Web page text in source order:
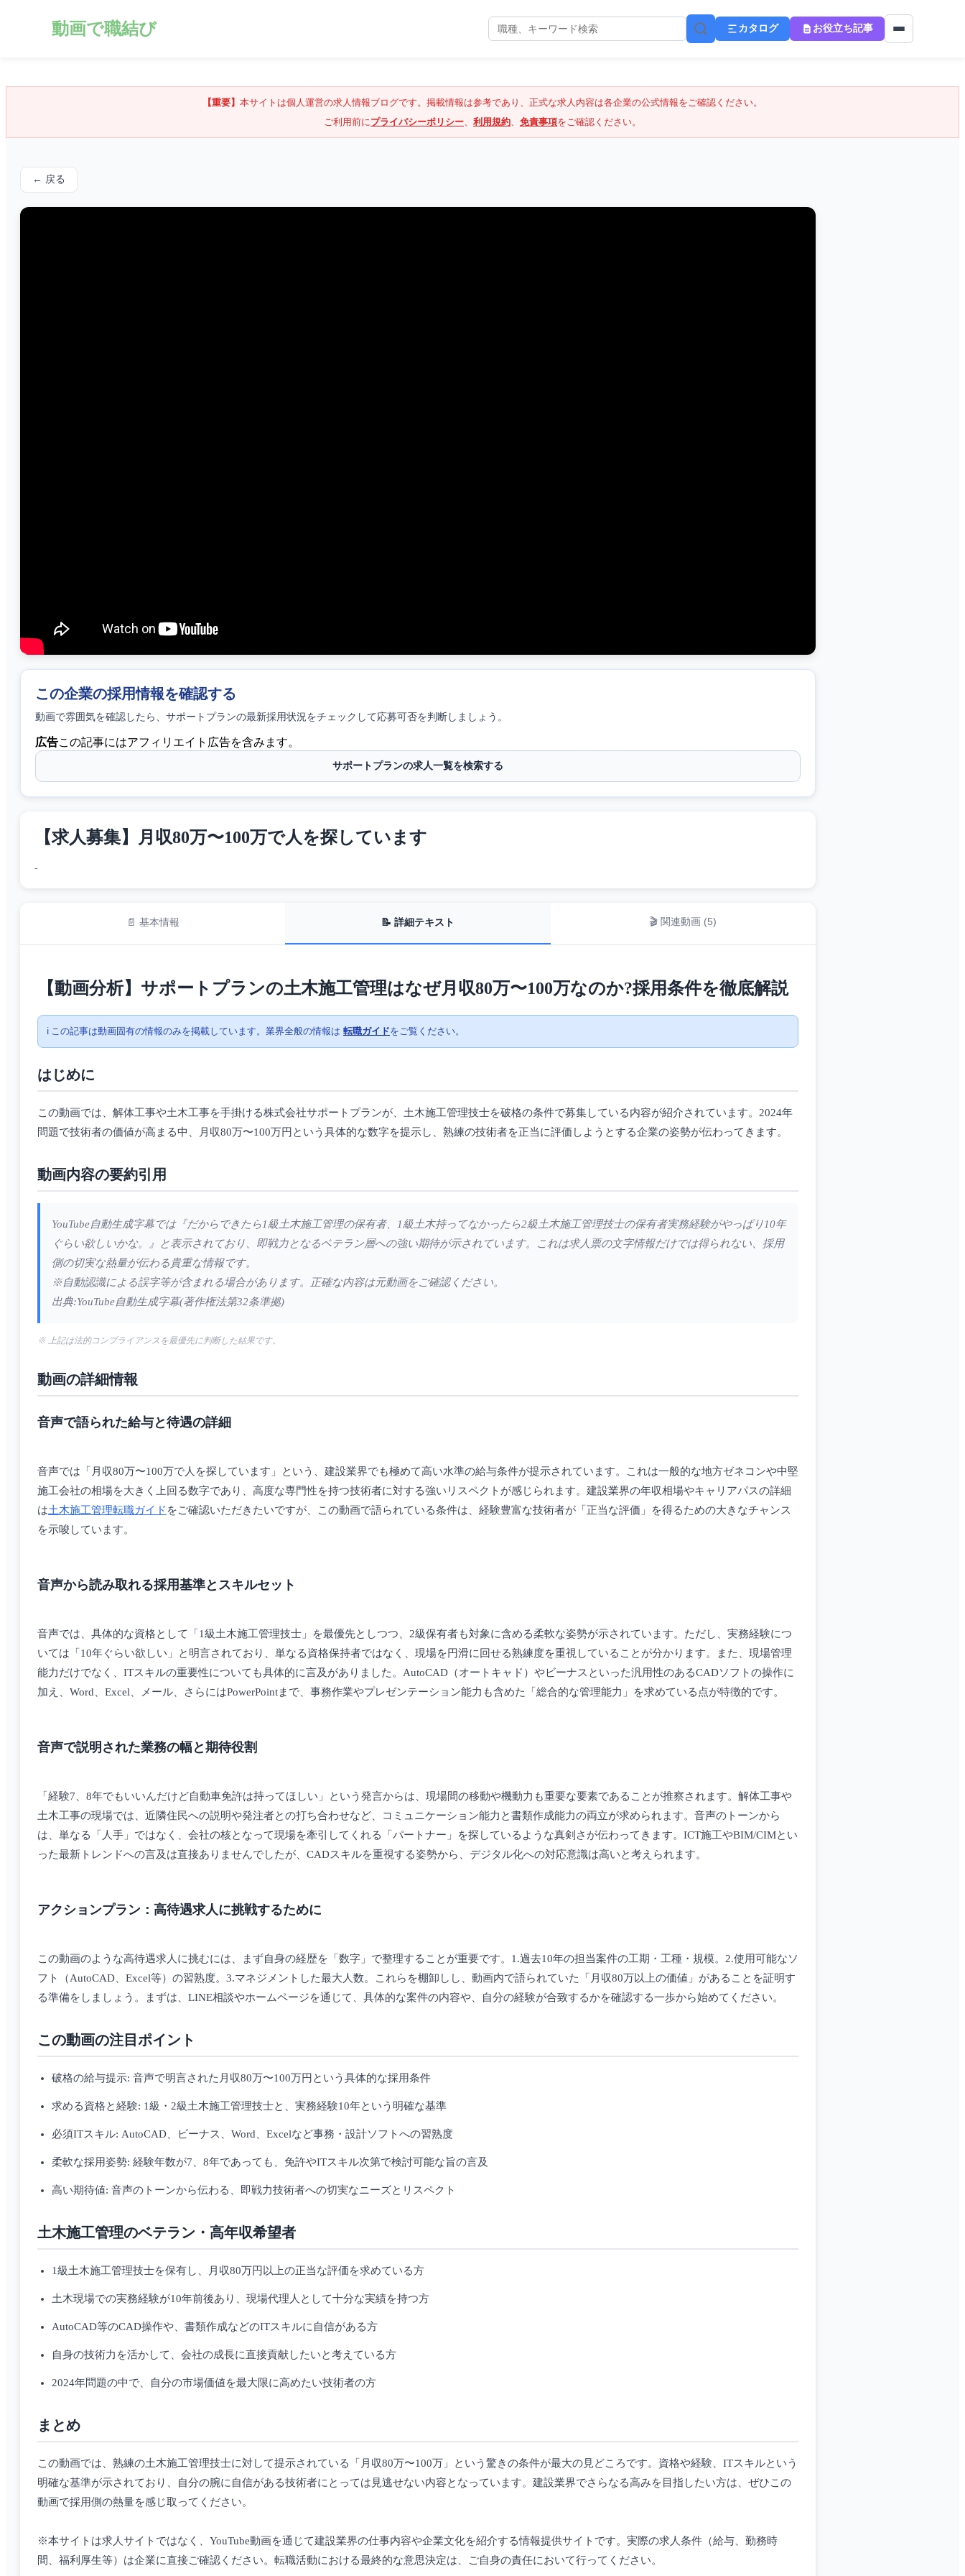
動画で職結び カタログ お役立ち記事
【重要】 本サイトは個人運営の求人情報ブログです。掲載情報は参考であり、正式な求人内容は各企業の公式情報をご確認ください。
ご利用前にプライバシーポリシー、 利用規約、 免責事項をご確認ください。
← 戻る
この企業の採用情報を確認する
動画で雰囲気を確認したら、 サポートプランの最新採用状況をチェックして応募可否を判断しましょう。
広告この記事にはアフィリエイト広告を含みます。
サポートプランの求人一覧を検索する
【求人募集】月収80万〜100万で人を探しています
-
📄 基本情報 📝 詳細テキスト 🎬 関連動画 (5)
【動画分析】サポートプランの土木施工管理はなぜ月収80万〜100万なのか?採用条件を徹底解説
ℹ️ この記事は動画固有の情報のみを掲載しています。業界全般の情報は 転職ガイドをご覧ください。
はじめに
この動画では、解体工事や土木工事を手掛ける株式会社サポートプランが、土木施工管理技士を破格の条件で募集している内容が紹介されています。2024年
問題で技術者の価値が高まる中、月収80万〜100万円という具体的な数字を提示し、熟練の技術者を正当に評価しようとする企業の姿勢が伝わってきます。
動画内容の要約引用
YouTube自動生成字幕では『だからできたら1級土木施工管理の保有者、1級土木持ってなかったら2級土木施工管理技士の保有者実務経験がやっぱり10年
ぐらい欲しいかな。』と表示されており、即戦力となるベテラン層への強い期待が示されています。これは求人票の文字情報だけでは得られない、採用
側の切実な熱量が伝わる貴重な情報です。
※自動認識による誤字等が含まれる場合があります。正確な内容は元動画をご確認ください。
出典:YouTube自動生成字幕(著作権法第32条準拠)
※ 上記は法的コンプライアンスを最優先に判断した結果です。
動画の詳細情報
音声で語られた給与と待遇の詳細
音声では「月収80万〜100万で人を探しています」という、建設業界でも極めて高い水準の給与条件が提示されています。これは一般的な地方ゼネコンや中堅
施工会社の相場を大きく上回る数字であり、高度な専門性を持つ技術者に対する強いリスペクトが感じられます。建設業界の年収相場やキャリアパスの詳細
は土木施工管理転職ガイド をご確認いただきたいですが、この動画で語られている条件は、経験豊富な技術者が「正当な評価」を得るための大きなチャンス
を示唆しています。
音声から読み取れる採用基準とスキルセット
音声では、具体的な資格として「1級土木施工管理技士」を最優先としつつ、2級保有者も対象に含める柔軟な姿勢が示されています。ただし、実務経験につ
いては「10年ぐらい欲しい」と明言されており、単なる資格保持者ではなく、現場を円滑に回せる熟練度を重視していることが分かります。また、現場管理
能力だけでなく、ITスキルの重要性についても具体的に言及がありました。AutoCAD（オートキャド）やビーナスといった汎用性のあるCADソフトの操作に
加え、Word、Excel、メール、さらにはPowerPointまで、事務作業やプレゼンテーション能力も含めた「総合的な管理能力」を求めている点が特徴的です。
音声で説明された業務の幅と期待役割
「経験7、8年でもいいんだけど自動車免許は持ってほしい」という発言からは、現場間の移動や機動力も重要な要素であることが推察されます。解体工事や
土木工事の現場では、近隣住民への説明や発注者との打ち合わせなど、コミュニケーション能力と書類作成能力の両立が求められます。音声のトーンから
は、単なる「人手」ではなく、会社の核となって現場を牽引してくれる「パートナー」を探しているような真剣さが伝わってきます。ICT施工やBIM/CIMとい
った最新トレンドへの言及は直接ありませんでしたが、CADスキルを重視する姿勢から、デジタル化への対応意識は高いと考えられます。
アクションプラン：高待遇求人に挑戦するために
この動画のような高待遇求人に挑むには、まず自身の経歴を「数字」で整理することが重要です。1.過去10年の担当案件の工期・工種・規模。2.使用可能なソ
フト（AutoCAD、Excel等）の習熟度。3.マネジメントした最大人数。これらを棚卸しし、動画内で語られていた「月収80万以上の価値」があることを証明す
る準備をしましょう。まずは、LINE相談やホームページを通じて、具体的な案件の内容や、自分の経験が合致するかを確認する一歩から始めてください。
この動画の注目ポイント
破格の給与提示: 音声で明言された月収80万〜100万円という具体的な採用条件
求める資格と経験: 1級・2級土木施工管理技士と、実務経験10年という明確な基準
必須ITスキル: AutoCAD、ビーナス、Word、Excelなど事務・設計ソフトへの習熟度
柔軟な採用姿勢: 経験年数が7、8年であっても、免許やITスキル次第で検討可能な旨の言及
高い期待値: 音声のトーンから伝わる、即戦力技術者への切実なニーズとリスペクト
土木施工管理のベテラン・高年収希望者
1級土木施工管理技士を保有し、月収80万円以上の正当な評価を求めている方
土木現場での実務経験が10年前後あり、現場代理人として十分な実績を持つ方
AutoCAD等のCAD操作や、書類作成などのITスキルに自信がある方
自身の技術力を活かして、会社の成長に直接貢献したいと考えている方
2024年問題の中で、自分の市場価値を最大限に高めたい技術者の方
まとめ
この動画では、熟練の土木施工管理技士に対して提示されている「月収80万〜100万」という驚きの条件が最大の見どころです。資格や経験、ITスキルという
明確な基準が示されており、自分の腕に自信がある技術者にとっては見逃せない内容となっています。建設業界でさらなる高みを目指したい方は、ぜひこの
動画で採用側の熱量を感じ取ってください。
※本サイトは求人サイトではなく、YouTube動画を通じて建設業界の仕事内容や企業文化を紹介する情報提供サイトです。実際の求人条件（給与、勤務時
間、福利厚生等）は企業に直接ご確認ください。転職活動における最終的な意思決定は、ご自身の責任において行ってください。